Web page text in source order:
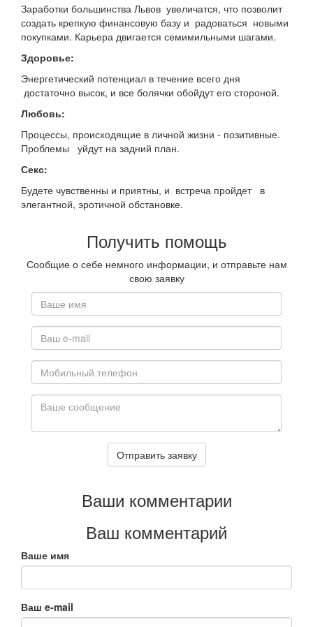
Заработки большинства Львов увеличатся, что позволит
создать крепкую финансовую базу и радоваться новыми
покупками. Карьера двигается семимильными шагами.
Здоровье:
Энергетический потенциал в течение всего дня
достаточно высок, и все болячки обойдут его стороной.
Любовь:
Процессы, происходящие в личной жизни - позитивные.
Проблемы уйдут на задний план.
Секс:
Будете чувственны и приятны, и встреча пройдет в
элегантной, эротичной обстановке.
Получить помощь
Сообщие о себе немного информации, и отправьте нам
свою заявку
Отправить заявку
Ваши комментарии
Ваш комментарий
Ваше имя
Ваш e-mail